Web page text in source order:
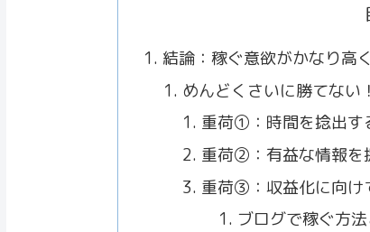
結論：稼ぐ意欲がかなり高
めんどくさいに勝てない！
重荷①：時間を捻出す
重荷②：有益な情報を
重荷③：収益化に向け
ブログで稼ぐ方法